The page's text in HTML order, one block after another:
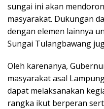
sungai ini akan
masyarakat. Dukungan
dengan elemen lainnya
Sungai Tulangbawang
Oleh karenanya,
masyarakat asal
dapat melaksanakan
rangka ikut berperan